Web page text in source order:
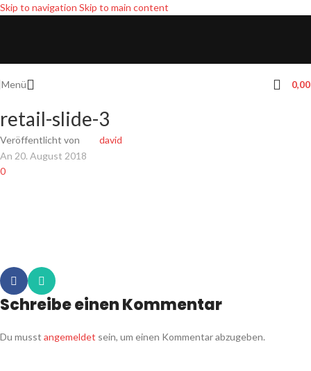
Skip to navigation Skip to main content
Menü
retail-slide-3
Veröffentlicht von
david
An 20. August 2018
0
Schreibe einen Kommentar
Du musst angemeldet sein, um einen Kommentar abzugeben.